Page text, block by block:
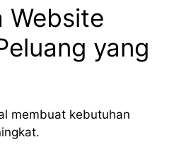
Website
yang
membuat kebutuhan